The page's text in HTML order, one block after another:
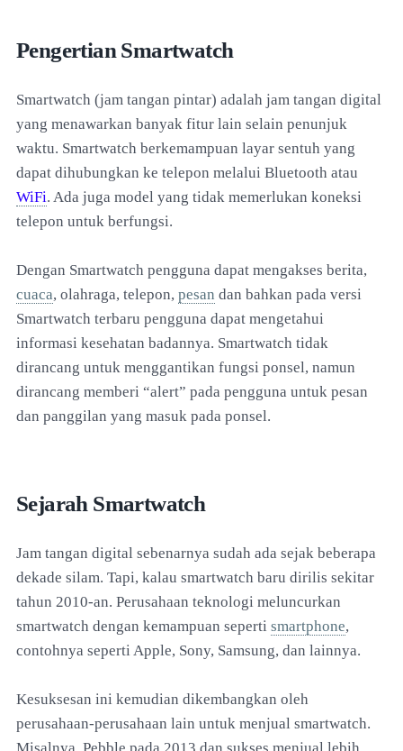
Pengertian Smartwatch
Smartwatch (jam tangan pintar) adalah jam tangan digital
yang menawarkan banyak fitur lain selain penunjuk
waktu. Smartwatch berkemampuan layar sentuh yang
dapat dihubungkan ke telepon melalui Bluetooth atau
WiFi. Ada juga model yang tidak memerlukan koneksi
telepon untuk berfungsi.
Dengan Smartwatch pengguna dapat mengakses berita,
cuaca, olahraga, telepon, pesan dan bahkan pada versi
Smartwatch terbaru pengguna dapat mengetahui
informasi kesehatan badannya. Smartwatch tidak
dirancang untuk menggantikan fungsi ponsel, namun
dirancang memberi “alert” pada pengguna untuk pesan
dan panggilan yang masuk pada ponsel.
Sejarah Smartwatch
Jam tangan digital sebenarnya sudah ada sejak beberapa
dekade silam. Tapi, kalau smartwatch baru dirilis sekitar
tahun 2010-an. Perusahaan teknologi meluncurkan
smartwatch dengan kemampuan seperti smartphone,
contohnya seperti Apple, Sony, Samsung, dan lainnya.
Kesuksesan ini kemudian dikembangkan oleh
perusahaan-perusahaan lain untuk menjual smartwatch.